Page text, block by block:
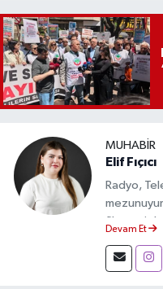
MUHABIR
Elif Fıçıcı
Radyo,
film
görev
doğru ve
Devam Et